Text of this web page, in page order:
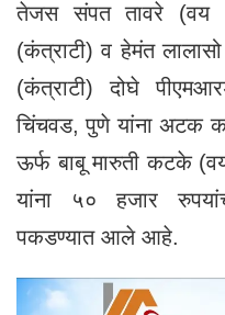
तेजस संपत तावरे (वय
(कंत्राटी) व हेमंत
(कंत्राटी) दोघे
चिंचवड, पुणे यांना अटक
ऊर्फ बाबू मारुती कटके
यांना ५० हजार
पकडण्यात आले आहे.